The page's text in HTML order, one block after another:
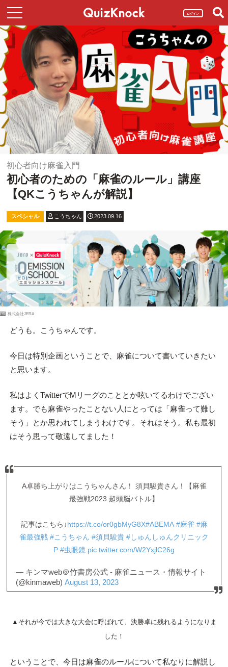
ログイン
初心者向け麻雀入門
初心者のための「麻雀のルール」講座
【QKこうちゃんが解説】
スペシャル こうちゃん 2023.09.16
PR 株式会社JERA
どうも。こうちゃんです。
今日は特別企画ということで、麻雀について書いていきたい
と思います。
私はよくTwitterでMリーグのこととか呟いてるわけでござい
ます。でも麻雀やったことない人にとっては「麻雀って難し
そう」とか思われてしまうわけです。それはそう。私も最初
はそう思って敬遠してました！
A卓勝ち上がりはこうちゃんさん！ 須貝駿貴さん！【麻雀
最強戦2023 超頭脳バトル】
記事はこちら↓https://t.co/or0gbMyG8X#ABEMA #麻雀 #麻
雀最強戦 #こうちゃん #須貝駿貴 #しゅんしゅんクリニック
P #虫眼鏡 pic.twitter.com/W2YxjlC26g
— キンマweb＠竹書房公式 - 麻雀ニュース・情報サイト
(@kinmaweb) August 13, 2023
▲それが今では大きな大会に呼ばれて、決勝卓に残れるようになりま
した！
ということで、今日は麻雀のルールについて私なりに解説し